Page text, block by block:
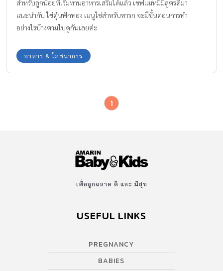
สำหรับลูกน้อยที่เริ่มทานอาหารเสริมได้แล้ว เชฟแม่หมีมีสูตรดีมา
แนะนำกับ ไข่ตุ๋นฟักทอง เมนูไข่สําหรับทารก จะมีขั้นตอนการทำ
อย่างไรบ้างตามไปดูกันเลยค่ะ
อาหาร & โภชนาการ
1
เพื่อลูกฉลาด ดี และ มีสุข
USEFUL LINKS
PREGNANCY
BABIES